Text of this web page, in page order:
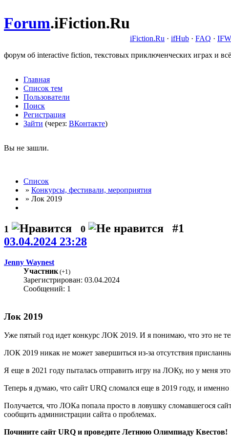
Forum.iFiction.Ru
iFiction.Ru · ifHub · FAQ ·
форум об interactive fiction, текстовых приключенческих играх и
Главная
Список тем
Пользователи
Поиск
Регистрация
Зайти (через: ВКонтакте)
Вы не зашли.
Список
» Конкурсы, фестивали, мероприятия
» Лок 2019
1 0
#1
03.04.2024 23:28
Jenny Waynest
Участник (+1 )
Зарегистрирован: 03.04.2024
Сообщений: 1
Лок 2019
Уже пятый год идет конкурс ЛОК 2019. И я понимаю, что это не
ЛОК 2019 никак не может завершиться из-за отсутствия
Я еще в 2021 году пыталась отправить игру на ЛОКу, но у меня
Теперь я думаю, что сайт URQ сломался еще в 2019 году, и
Получается, что ЛОКа попала просто в ловушку сломавшегося
сообщить администрации сайта о проблемах.
Почините сайт URQ и проведите Летнюю Олимпиаду Квестов!